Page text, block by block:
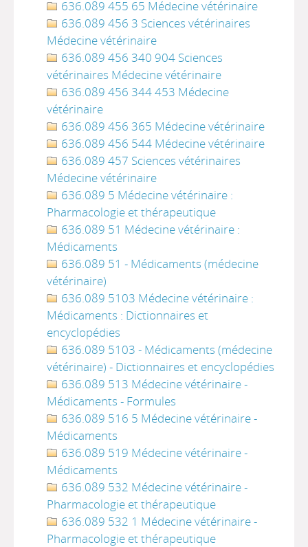
636.089 455 65 Médecine vétérinaire
636.089 456 3 Sciences vétérinaires
Médecine vétérinaire
636.089 456 340 904 Sciences
vétérinaires Médecine vétérinaire
636.089 456 344 453 Médecine
vétérinaire
636.089 456 365 Médecine vétérinaire
636.089 456 544 Médecine vétérinaire
636.089 457 Sciences vétérinaires
Médecine vétérinaire
636.089 5 Médecine vétérinaire :
Pharmacologie et thérapeutique
636.089 51 Médecine vétérinaire :
Médicaments
636.089 51 - Médicaments (médecine
vétérinaire)
636.089 5103 Médecine vétérinaire :
Médicaments : Dictionnaires et
encyclopédies
636.089 5103 - Médicaments (médecine
vétérinaire) - Dictionnaires et encyclopédies
636.089 513 Médecine vétérinaire -
Médicaments - Formules
636.089 516 5 Médecine vétérinaire -
Médicaments
636.089 519 Médecine vétérinaire -
Médicaments
636.089 532 Médecine vétérinaire -
Pharmacologie et thérapeutique
636.089 532 1 Médecine vétérinaire -
Pharmacologie et thérapeutique